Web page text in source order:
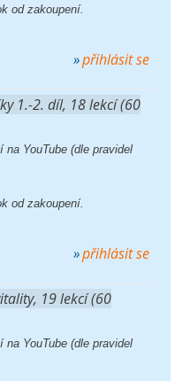
od zakoupení.
přihlásit se
1.-2. díl, 18 lekcí (60
YouTube (dle pravidel
od zakoupení.
přihlásit se
19 lekcí (60
YouTube (dle pravidel